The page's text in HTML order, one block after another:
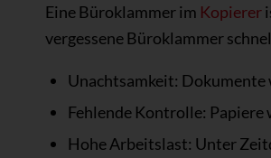
Eine Büroklammer im Kopierer
vergessene Büroklammer
Unachtsamkeit: Dokumente
Fehlende Kontrolle: Papiere
Hohe Arbeitslast: Unter